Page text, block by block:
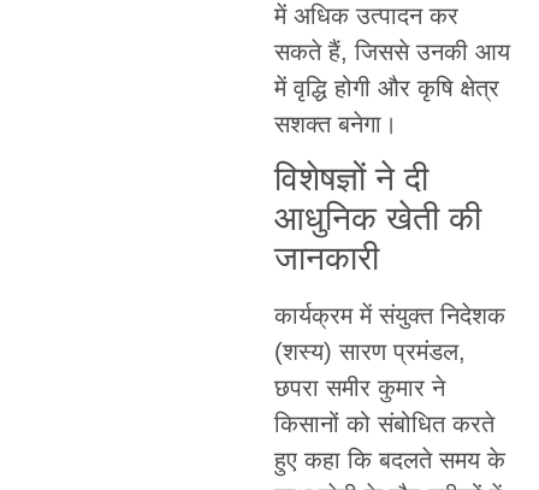
में अधिक उत्पादन कर
सकते हैं, जिससे उनकी आय
में वृद्धि होगी और कृषि क्षेत्र
सशक्त बनेगा।
विशेषज्ञों ने दी
आधुनिक खेती की
जानकारी
कार्यक्रम में संयुक्त निदेशक
(शस्य) सारण प्रमंडल,
छपरा समीर कुमार ने
किसानों को संबोधित करते
हुए कहा कि बदलते समय के